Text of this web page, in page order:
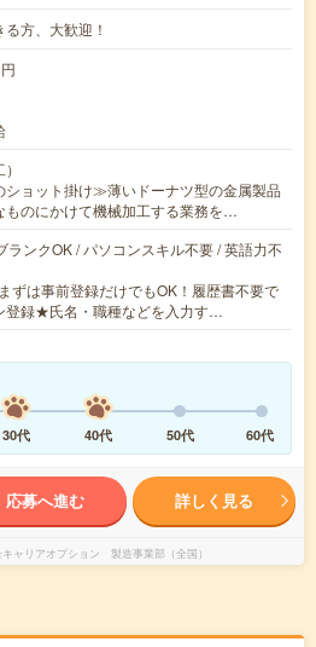
方、大歓迎！
ョット掛け≫薄いドーナツ型の金属製品
ものにかけて機械加工する業務を…
ランクOK / パソコンスキル不要 / 英語力不
ずは事前登録だけでもOK！履歴書不要で
登録★氏名・職種などを入力す…
30代 40代 50代 60代
応募へ進む 詳しく見る
ャリアオプション 製造事業部（全国）